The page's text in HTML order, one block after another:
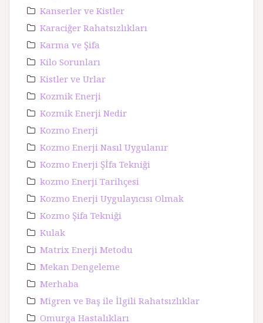
Kanserler ve Kistler
Karaciğer Rahatsızlıkları
Karma ve Şifa
Kilo Sorunları
Kistler ve Urlar
Kozmik Enerji
Kozmik Enerji Nedir
Kozmo Enerji
Kozmo Enerji Nasıl Uygulanır
Kozmo Enerji Şİfa Tekniği
kozmo Enerji Tarihçesi
Kozmo Enerji Uygulayıcısı Olmak
Kozmo Şifa Tekniği
Kulak
Matrix Enerji Metodu
Mekan Dengeleme
Merhaba
Migren ve Baş ile İlgili Rahatsızlıklar
Omurga Hastalıkları